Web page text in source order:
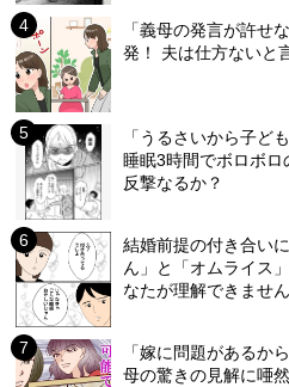
「義母の発言が許せ
発！ 夫は仕方ないと
「うるさいから子ど
睡眠3時間でボロボ
反撃なるか？
結婚前提の付き合い
ん」と「オムライス
なたが理解できません
「嫁に問題があるか
母の驚きの見解に唖